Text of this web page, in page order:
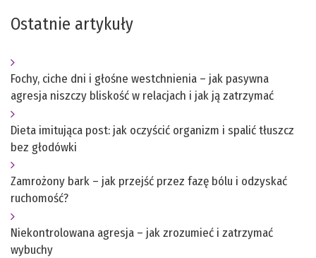
Ostatnie artykuły
Fochy, ciche dni i głośne westchnienia – jak pasywna
agresja niszczy bliskość w relacjach i jak ją zatrzymać
Dieta imitująca post: jak oczyścić organizm i spalić tłuszcz
bez głodówki
Zamrożony bark – jak przejść przez fazę bólu i odzyskać
ruchomość?
Niekontrolowana agresja – jak zrozumieć i zatrzymać
wybuchy